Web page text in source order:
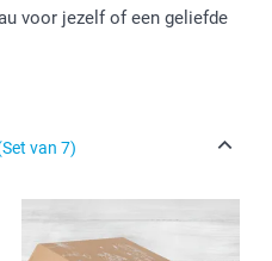
voor jezelf of een geliefde
van 7)